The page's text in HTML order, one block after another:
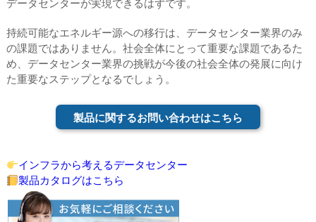
データセンターが実現できるはずです。
持続可能なエネルギー源への移行は、データセンター業界のみ
の課題ではありません。社会全体にとって重要な課題であるた
め、データセンター業界の挑戦が今後の社会全体の発展に向け
た重要なステップとなるでしょう。
製品に関するお問い合わせはこちら
インフラから考えるデータセンター
製品カタログはこちら